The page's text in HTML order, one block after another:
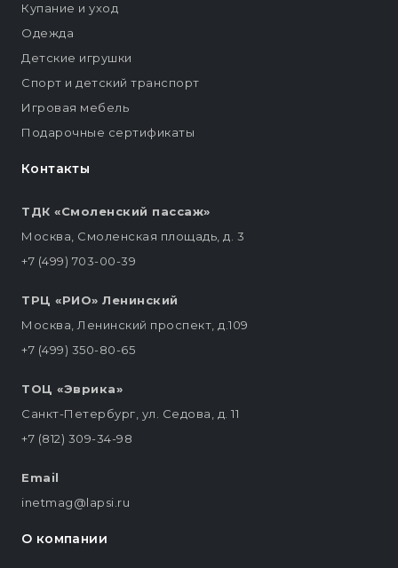
Контакты
ТДК «Смоленский пассаж»
Москва, Смоленская площадь, д. 3
+7 (499) 703-00-39
ТРЦ «РИО» Ленинский
Москва, Ленинский проспект, д.109
+7 (499) 350-80-65
ТОЦ «Эврика»
Санкт-Петербург, ул. Седова, д. 11
+7 (812) 309-34-98
Email
inetmag@lapsi.ru
Купание и уход
Одежда
Детские игрушки
Спорт и детский транспорт
Игровая мебель
Подарочные сертификаты
О компании